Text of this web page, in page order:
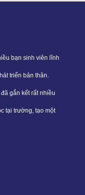
bạn sinh viên lĩnh
triển bản thân.
gắn kết rất nhiều
tại trường, tạo một